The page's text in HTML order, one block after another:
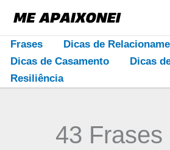
para
conteúdo
Frases
Dicas de
Dicas de Casamento
Dicas
Resiliência
43 Frases